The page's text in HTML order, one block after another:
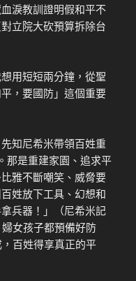
淚教訓證明假和平不
立院大砍預算拆除台
用短短兩分鐘，從聖
，要國防」這個重要
知尼希米帶領百姓重
那是重建家園、追求平
雅不斷嘲笑、威脅要
姓放下工具、幻想和
兵器！」（尼希米記
女孩子都預備好防
百姓得享真正的平